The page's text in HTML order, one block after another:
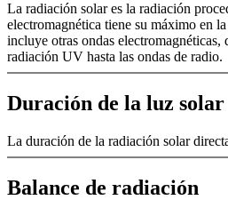
La radiación solar es la radiación
electromagnética tiene su máximo en
incluye otras ondas electromagnéticas,
radiación UV hasta las ondas de radio.
Duración de la luz solar
La duración de la radiación solar
Balance de radiación